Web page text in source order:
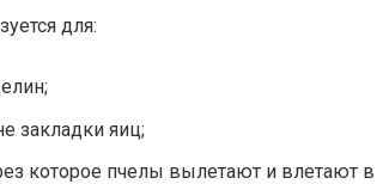
для:
закладки яиц;
которое пчелы вылетают и влетают в